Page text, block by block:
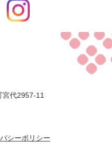
代2957-11
シーポリシー